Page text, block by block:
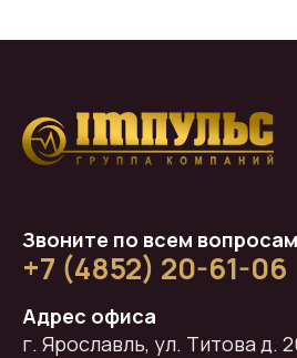
Звоните по всем вопросам
+7 (4852) 20-61-06
Адрес офиса
г. Ярославль, ул. Титова д.